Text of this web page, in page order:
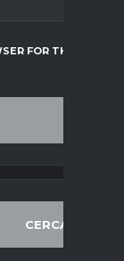
FOR THE
CERCA